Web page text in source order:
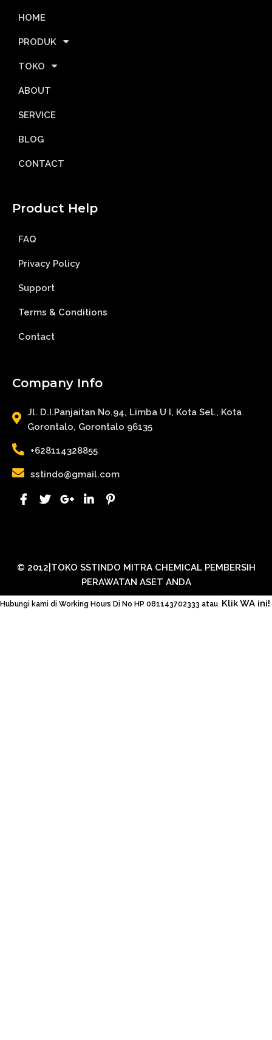
HOME
PRODUK
TOKO
ABOUT
SERVICE
BLOG
CONTACT
Product Help
FAQ
Privacy Policy
Support
Terms & Conditions
Contact
Company Info
Jl. D.I.Panjaitan No.94, Limba U I, Kota Sel., Kota
Gorontalo, Gorontalo 96135
+628114328855
sstindo@gmail.com
© 2012|TOKO SSTINDO MITRA CHEMICAL PEMBERSIH
PERAWATAN ASET ANDA
Hubungi kami di Working Hours Di No HP 081143702333 atau Klik WA ini!